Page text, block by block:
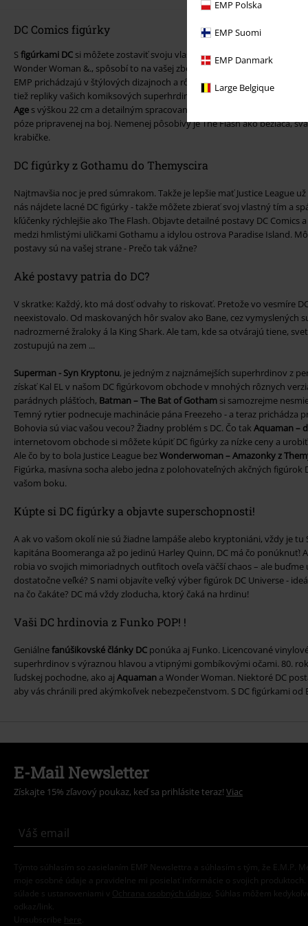
EMP Polska
EMP Suomi
EMP Danmark
Large Belgique
DC Comics figúrky
Sfigúrkami DC si môžete zostaviť svoju vlastnú Ligu spravodlivých. Keď
Wonder Woman &., spôsobí to na vašej zberateľskej poličke DC dosť
EMP prichádzajú v štýlových dizajnoch a rôznych dizajnoch. Takže
tiež repliky vašich komiksových superhrdinov v pomere 1:1. Objavte
Age s výškou 22 cm a detailným spracovaním. Zobrazuje ručne
póze pripravenej na boj. Nemenej pôsobivý je The Flash ako bežiaca,
krabičke.
DC figúrky z Gothamu do Themyscira
Najtmavšia noc je pred súmrakom. Takže je lepšie mať Justice League
nás nájdete lacné DC figúrky - takže môžete zbierať svoj vlastný tím a
kľúčenky rýchlejšie ako The Flash. Objavte detailné postavy DC
medzi hmlistými uličkami Gothamu a idylou ostrova Paradise Island.
postavy sú na vašej strane - Prečo tak vážne?
Aké postavy patria do DC?
V skratke: Každý, kto má dosť odvahy to riskovať. Pretože vo vesmíre
neexistovalo. Od maskovaných hôr svalov ako Bane, cez vymyslených
nadrozmerné žraloky á la King Shark. Ale tam, kde sa otvárajú tiene,
zostupujú na zem ...
Superman - Syn Kryptonu, je jedným z najznámejších superhrdinov z
získať Kal EL v našom DC figúrkovom obchode v mnohých rôznych
parádnych plášťoch, Batman – The Bat of Gotham si samozrejme
Temný rytier podnecuje machinácie pána Freezeho - a teraz prichádza
Bohovia sú viac vašou vecou? Žiadny problém s DC. Čo tak Aquaman –
internetovom obchode si môžete kúpiť DC figúrky za nízke ceny a
Ale čo by to bola Justice League bezWonderwoman – Amazonky z
Figúrka, masívna socha alebo jedna z polohovateľných akčných figúrok
vašom boku.
Kúpte si DC figúrky a objavte superschopnosti!
A ak vo vašom okolí nie sú žiadne lampáše alebo kryptoniáni, vždy je tu
kapitána Boomeranga až po jedinú Harley Quinn, DC má čo ponúknuť!
robia vo svojich mimoriadnych outfitoch oveľa väčší chaos – ale
dostatočne veľké? S nami objavíte veľký výber figúrok DC Universe -
na čo čakáte? DC má vždy zloducha, ktorý čaká na hrdinu!
Vaši DC hrdinovia z Funko POP! !
Geniálnefanúšikovské články DC ponúka aj Funko. Licencované
superhrdinov s výraznou hlavou a vtipnými gombíkovými očami. 80.
ľudskej pochodne, ako aj Aquaman a Wonder Woman. Niektoré DC
aby vás chránili pred akýmkoľvek nebezpečenstvom. S DC figúrkami od
E-Mail Newsletter
Získajte 15% zľavový poukaz, keď sa prihlásite teraz! Viac
Týmto súhlasím so zasielaním EMP Newslettra a súhlasím s tým, že E.M.P.
moje osobné údaje a pravidelne mi posielať informácie o svojich produktoch.
súlade s ustanoveniami v
Ochrana osobných údajov
. Súhlas môžem
odkaz/link.
Unsubscribe here